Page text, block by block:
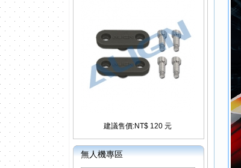
建議售價:NT$ 120 元
無人機專區